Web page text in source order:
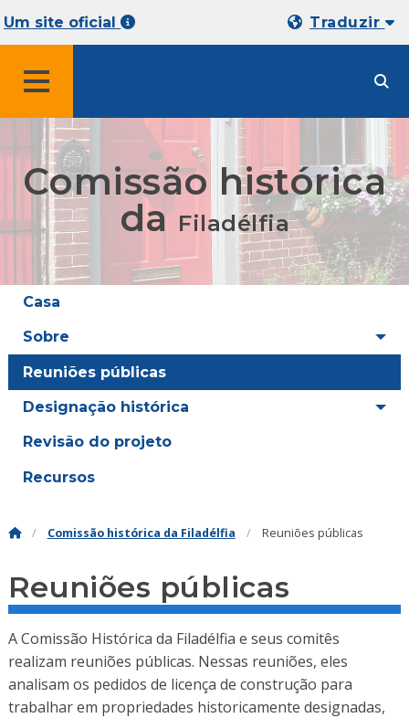
Um site oficial Traduzir
Comissão histórica
da Filadélfia
Casa
Sobre
Reuniões públicas
Designação histórica
Revisão do projeto
Recursos
Comissão histórica da Filadélfia Reuniões públicas
Reuniões públicas
A Comissão Histórica da Filadélfia e seus comitês
realizam reuniões públicas. Nessas reuniões, eles
analisam os pedidos de licença de construção para
trabalhar em propriedades historicamente designadas,